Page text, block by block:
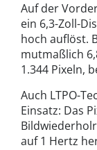
Auf der
ein 6,3-Zoll-
hoch auflöst.
mutmaßlich
1.344 Pixeln,
Auch LTPO-
Einsatz: Das
auf 1 Hertz